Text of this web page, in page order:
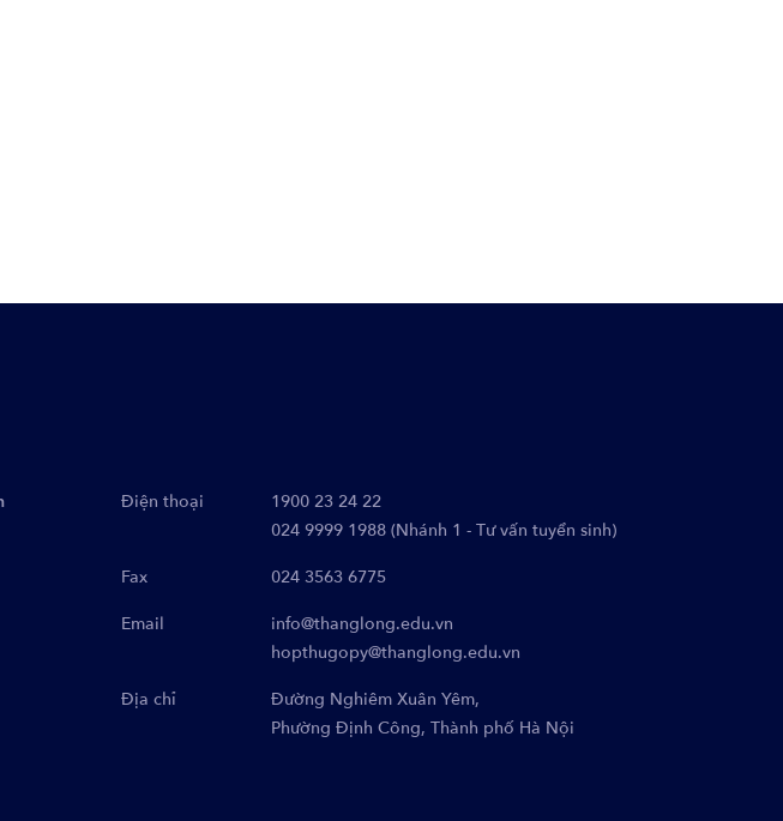
Điện thoại
1900 23 24 22
024 9999 1988 (Nhánh 1 - Tư vấn tuyển sinh)
Fax 024 3563 6775
Email
info@thanglong.edu.vn
hopthugopy@thanglong.edu.vn
Địa chỉ
Đường Nghiêm Xuân Yêm,
Phường Định Công, Thành phố Hà Nội